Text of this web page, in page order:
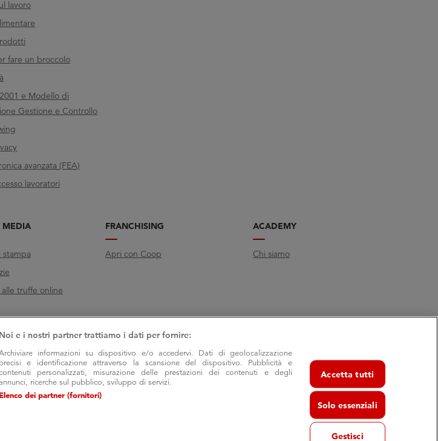
lavoro
fare un broccolo
e Modello di
Gestione e Controllo
avanzata (FEA)
lavoratori
MEDIA
stampa
truffe online
FRANCHISING
Apri con Coop
ACADEMY
Chi siamo
Noi e i nostri partner trattiamo i dati per fornire:
informazioni su dispositivo e/o accedervi. Dati di geolocalizzazione
precisi e identificazione attraverso la scansione del dispositivo. Pubblicità e
personalizzati, misurazione delle prestazioni dei contenuti e degli
ricerche sul pubblico, sviluppo di servizi.
Elenco dei partner (fornitori)
Accetta tutti
Solo essenziali
Gestisci